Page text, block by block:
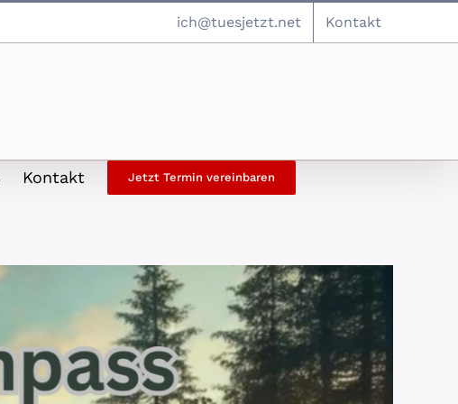
ich@tuesjetzt.net Kontakt
Kontakt Jetzt Termin vereinbaren